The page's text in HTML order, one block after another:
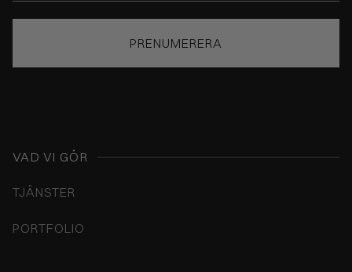
VAD VI GÖR
TJÄNSTER
PORTFOLIO